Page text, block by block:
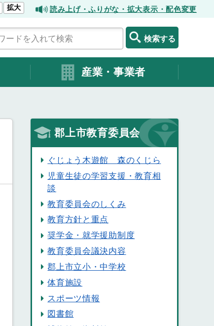
拡大 読み上げ・ふりがな・拡大表示・配色変更
検索する
産業・事業者
郡上市教育委員会
ぐじょう木遊館 森のくじら
児童生徒の学習支援・教育相
談
教育委員会のしくみ
教育方針と重点
奨学金・就学援助制度
教育委員会議決内容
郡上市立小・中学校
体育施設
スポーツ情報
図書館